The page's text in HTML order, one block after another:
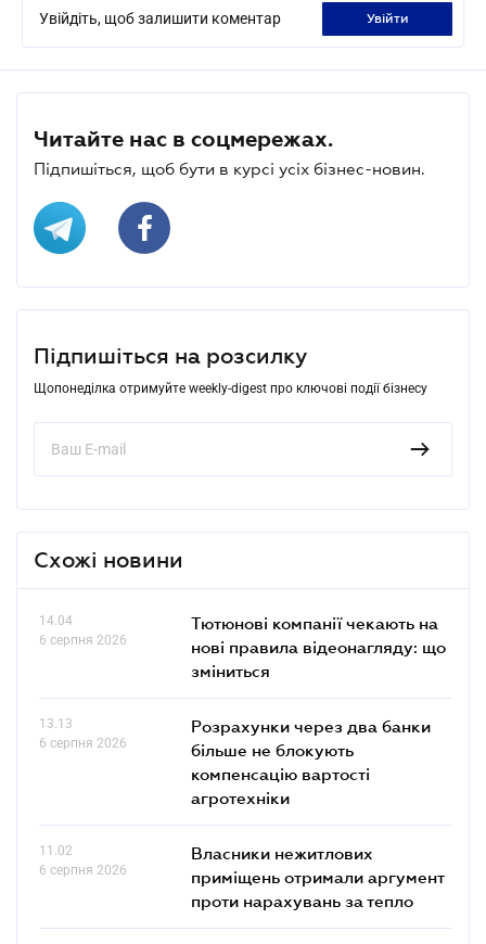
Увійдіть, щоб залишити коментар увійти
Читайте нас в соцмережах.
Підпишіться, щоб бути в курсі усіх бізнес-новин.
Підпишіться на розсилку
Щопонеділка отримуйте weekly-digest про ключові події бізнесу
Схожі новини
14.04
6 серпня 2026
Тютюнові компанії чекають на
нові правила відеонагляду: що
зміниться
13.13
6 серпня 2026
Розрахунки через два банки
більше не блокують
компенсацію вартості
агротехніки
11.02
6 серпня 2026
Власники нежитлових
приміщень отримали аргумент
проти нарахувань за тепло